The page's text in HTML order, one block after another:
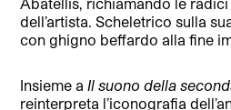
dell’artista. Scheletrico sulla
con ghigno beffardo alla fine
Insieme aIl suono della
reinterpreta l’iconografia